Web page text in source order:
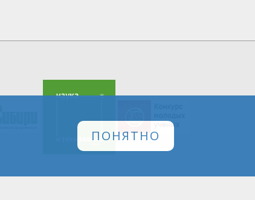
ПОНЯТНО